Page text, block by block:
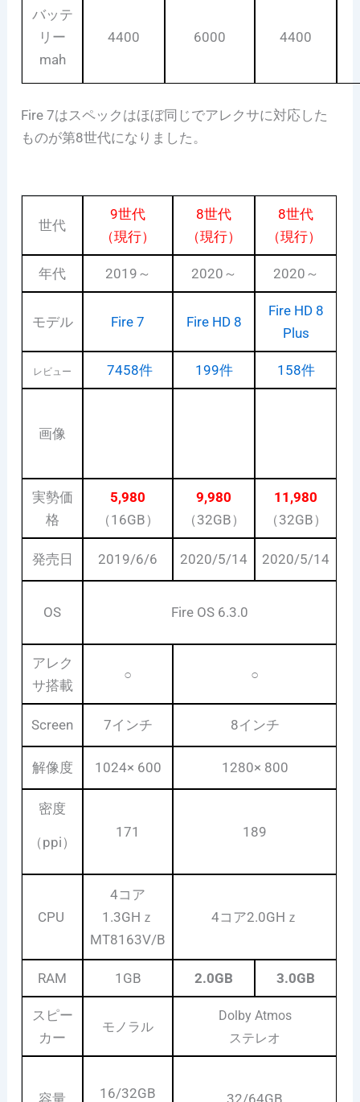
バッテ
リー
mah
4400 6000 4400
Fire 7はスペックはほぼ同じでアレクサに対応した
ものが第8世代になりました。
世代
9世代
（現行）
8世代
（現行）
8世代
（現行）
年代 2019～ 2020～ 2020～
モデル Fire 7 Fire HD 8
Fire HD 8
Plus
レビュー 7458件 199件 158件
画像
実勢価
格
5,980
（16GB）
9,980
（32GB）
11,980
（32GB）
発売日 2019/6/6 2020/5/14 2020/5/14
OS Fire OS 6.3.0
アレク
サ搭載
○ ○
Screen 7インチ 8インチ
解像度 1024× 600 1280× 800
密度
（ppi）
171 189
CPU
4コア
1.3GHｚ
MT8163V/B
4コア2.0GHｚ
RAM 1GB 2.0GB 3.0GB
スピー
カー
モノラル
Dolby Atmos
ステレオ
容量 16/32GB 32/64GB